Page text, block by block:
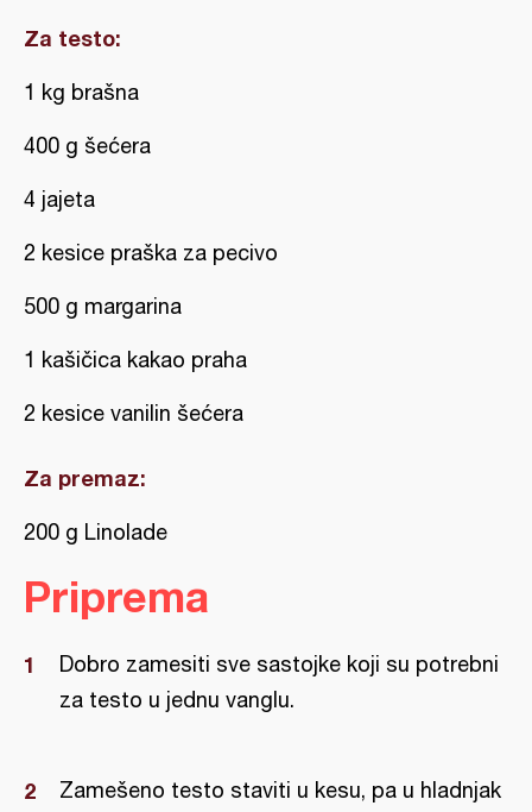
Za testo:
1 kg brašna
400 g šećera
4 jajeta
2 kesice praška za pecivo
500 g margarina
1 kašičica kakao praha
2 kesice vanilin šećera
Za premaz:
200 g Linolade
Priprema
Dobro zamesiti sve sastojke koji su potrebni
za testo u jednu vanglu.
Zamešeno testo staviti u kesu, pa u hladnjak